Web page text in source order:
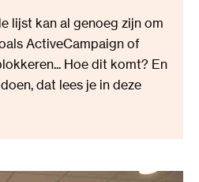
lijst kan al genoeg zijn om
ActiveCampaign of
Hoe dit komt? En
dat lees je in deze